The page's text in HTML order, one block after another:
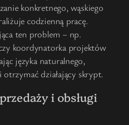
konkretnego, wąskiego
codzienną pracę.
ten problem – np.
koordynatorka projektów
języka naturalnego,
działający skrypt.
i obsługi